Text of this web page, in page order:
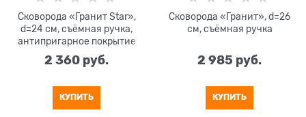
Сковорода «Гранит Star»,
d=24 см, съёмная ручка,
антипригарное покрытие
2 360 руб.
КУПИТЬ
Сковорода «Гранит», d=26
см, съёмная ручка
2 985 руб.
КУПИТЬ